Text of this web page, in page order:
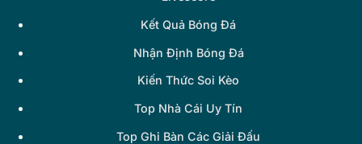
Kết Quả Bóng Đá
Nhận Định Bóng Đá
Kiến Thức Soi Kèo
Top Nhà Cái Uy Tín
Top Ghi Bàn Các Giải Đấu